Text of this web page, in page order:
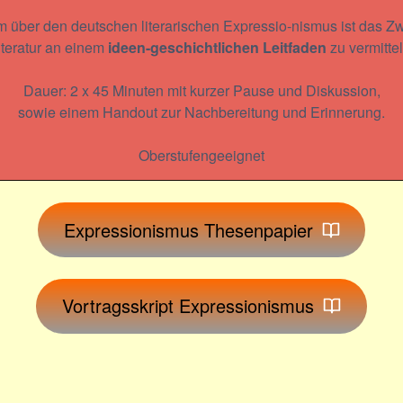
über den deutschen literarischen Expressio-nismus ist das
an einem ideen-geschichtlichen Leitfaden zu
Dauer: 2 x 45 Minuten mit kurzer Pause und Diskussion,
sowie einem Handout zur Nachbereitung und Erinnerung.
Oberstufengeeignet
Expressionismus Thesenpapier
Vortragsskript Expressionismus